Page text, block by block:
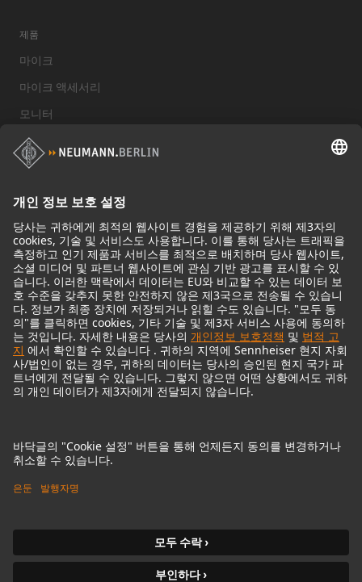
제품
마이크
마이크 액세서리
모니터
스튜디오 모니터 액세서리
헤드폰
기념적인 마이크
Audio Interface
Imprint
Privacy policy
접근성 설명